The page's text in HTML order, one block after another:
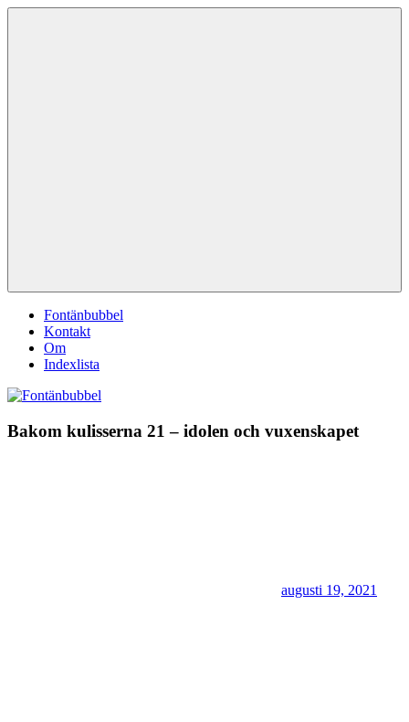
Hoppa
Fontänbubbel
Kontakt
Om
Indexlista
Bakom kulisserna 21 – idolen och vuxenskapet
augusti 19, 2021